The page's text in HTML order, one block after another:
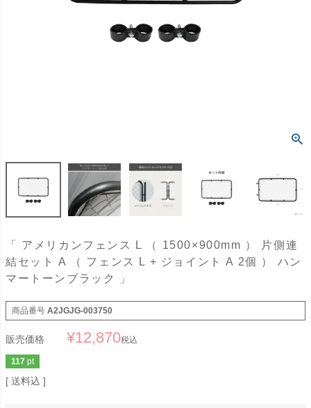
「 アメリカンフェンス L （ 1500×900mm ） 片側連
結セット A （ フェンス L + ジョイント A 2個 ） ハン
マートーンブラック 」
商品番号 A2JGJG-003750
販売価格 ¥12,870税込
117 pt
送料込